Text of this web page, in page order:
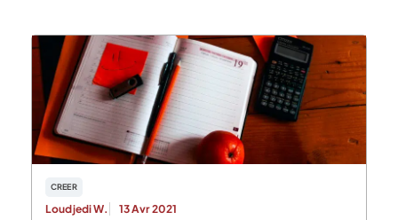
CREER
Loudjedi W. 13 Avr 2021